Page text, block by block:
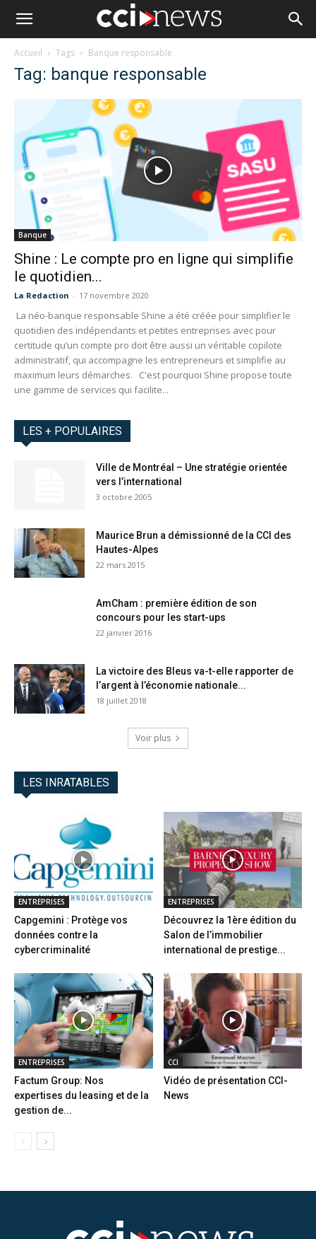
Accueil Tags Banque responsable
Tag: banque responsable
Banque
Shine : Le compte pro en ligne qui simplifie
le quotidien...
La Redaction - 17 novembre 2020
La néo-banque responsable Shine a été créée pour simplifier le
quotidien des indépendants et petites entreprises avec pour
certitude qu’un compte pro doit être aussi un véritable copilote
administratif, qui accompagne les entrepreneurs et simplifie au
maximum leurs démarches. C'est pourquoi Shine propose toute
une gamme de services qui facilite...
LES + POPULAIRES
Ville de Montréal – Une stratégie orientée
vers l’international
3 octobre 2005
Maurice Brun a démissionné de la CCI des
Hautes-Alpes
22 mars 2015
AmCham : première édition de son
concours pour les start-ups
22 janvier 2016
La victoire des Bleus va-t-elle rapporter de
l’argent à l’économie nationale...
18 juillet 2018
Voir plus
LES INRATABLES
ENTREPRISES
Capgemini : Protège vos
données contre la
cybercriminalité
ENTREPRISES
Découvrez la 1ère édition du
Salon de l’immobilier
international de prestige...
ENTREPRISES
Factum Group: Nos
expertises du leasing et de la
gestion de...
CCI
Vidéo de présentation CCI-
News